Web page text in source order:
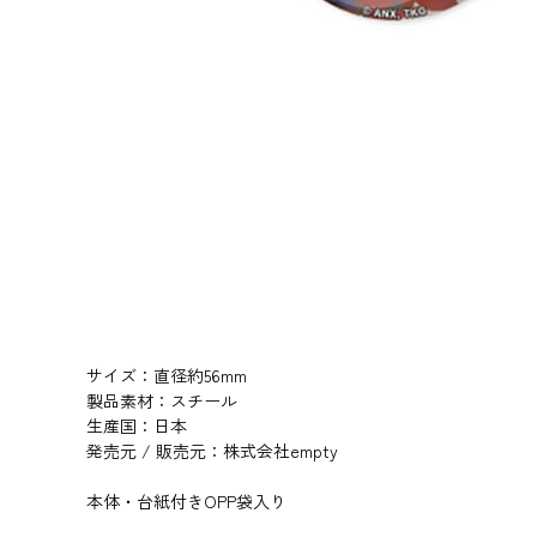
サイズ：直径約56mm
製品素材：スチール
生産国：日本
発売元 / 販売元：株式会社empty
本体・台紙付きOPP袋入り